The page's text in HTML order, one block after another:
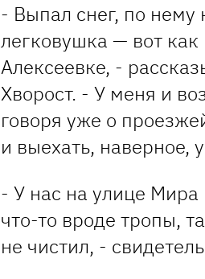
- Выпал снег, по нему
легковушка — вот
Алексеевке, -
Хворост. - У меня и
говоря уже о
и выехать, наверное,
- У нас на улице
что-то вроде тропы,
не чистил, -